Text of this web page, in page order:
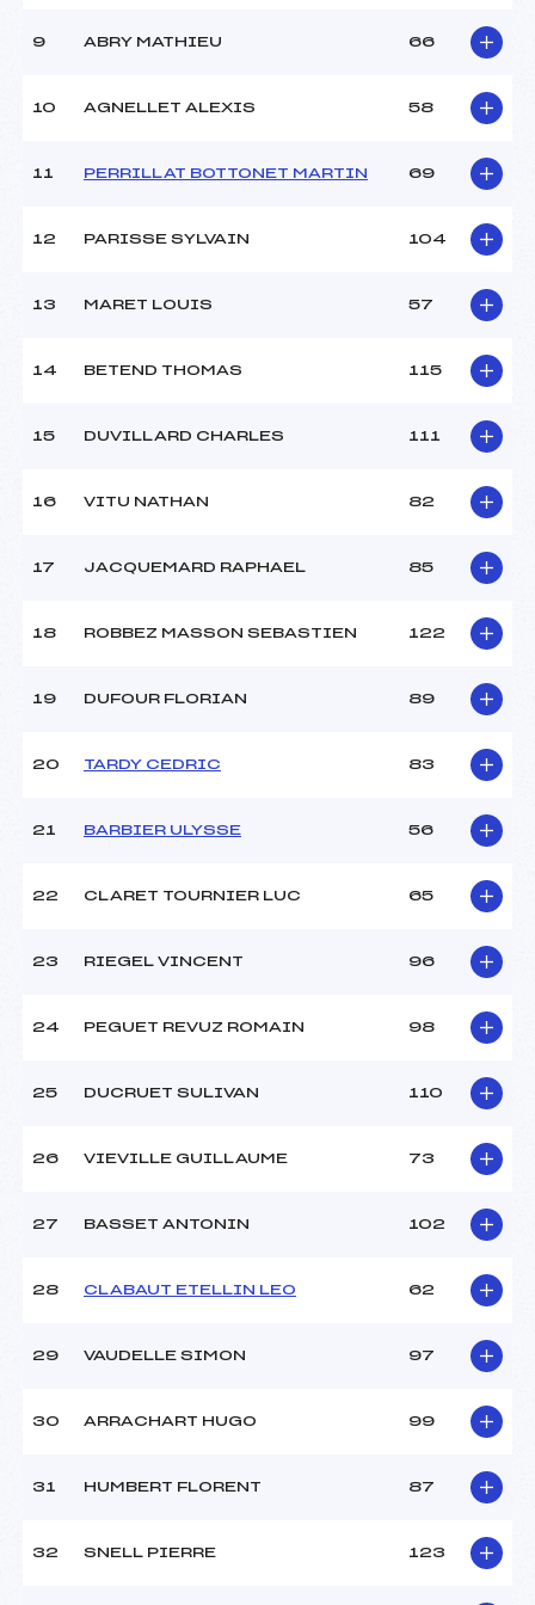
9 ABRY MATHIEU 66
10 AGNELLET ALEXIS 58
11 PERRILLAT BOTTONET MARTIN 69
12 PARISSE SYLVAIN 104
13 MARET LOUIS 57
14 BETEND THOMAS 115
15 DUVILLARD CHARLES 111
16 VITU NATHAN 82
17 JACQUEMARD RAPHAEL 85
18 ROBBEZ MASSON SEBASTIEN 122
19 DUFOUR FLORIAN 89
20 TARDY CEDRIC 83
21 BARBIER ULYSSE 56
22 CLARET TOURNIER LUC 65
23 RIEGEL VINCENT 96
24 PEGUET REVUZ ROMAIN 98
25 DUCRUET SULIVAN 110
26 VIEVILLE GUILLAUME 73
27 BASSET ANTONIN 102
28 CLABAUT ETELLIN LEO 62
29 VAUDELLE SIMON 97
30 ARRACHART HUGO 99
31 HUMBERT FLORENT 87
32 SNELL PIERRE 123